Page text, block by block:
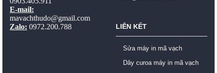
E-mail:
mavachthudo@gmail.com
Zalo: 0972.200.788 LIÊN KẾT
Sửa máy in mã vạch
Dây curoa máy in mã vạch